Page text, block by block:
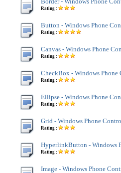
Rating :
Button - Windows Phone
Rating :
Canvas - Windows Phone
Rating :
CheckBox - Windows Phone
Rating :
Ellipse - Windows Phone
Rating :
Grid - Windows Phone
Rating :
HyperlinkButton - Windows
Rating :
Image - Windows Phone